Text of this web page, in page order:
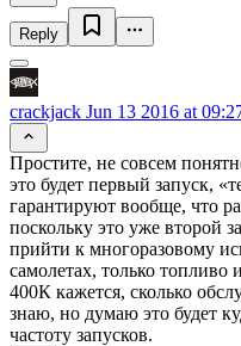
Reply
crackjack Jun 13 2016 at
Простите, не совсем
это будет первый запуск,
гарантируют вообще, что
поскольку это уже второй
прийти к многоразовому
самолетах, только
400К кажется, сколько
знаю, но думаю это будет
частоту запусков.